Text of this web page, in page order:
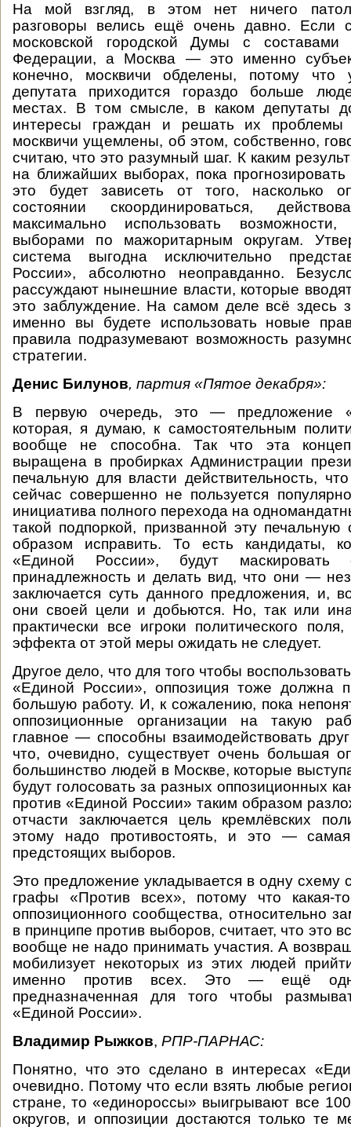
На мой взгляд, в этом нет ничего
разговоры велись ещё очень давно. Если
московской городской Думы с составами
Федерации, а Москва — это именно
конечно, москвичи обделены, потому
депутата приходится гораздо больше
местах. В том смысле, в каком депутаты
интересы граждан и решать их
москвичи ущемлены, об этом, собственно,
считаю, что это разумный шаг. К каким
на ближайших выборах, пока
это будет зависеть от того, насколько
состоянии скоординироваться,
максимально использовать возможности,
выборами по мажоритарным округам.
система выгодна исключительно
России», абсолютно неоправданно.
рассуждают нынешние власти, которые
это заблуждение. На самом деле всё здесь
именно вы будете использовать новые
правила подразумевают возможность
стратегии.
Денис Билунов, партия «Пятое декабря»:
В первую очередь, это — предложение
которая, я думаю, к самостоятельным
вообще не способна. Так что эта
выращена в пробирках Администрации
печальную для власти действительность,
сейчас совершенно не пользуется
инициатива полного перехода на
такой подпоркой, призванной эту печальную
образом исправить. То есть кандидаты,
«Единой России», будут маскировать
принадлежность и делать вид, что они —
заключается суть данного предложения, и,
они своей цели и добьются. Но, так или
практически все игроки политического
эффекта от этой меры ожидать не следует.
Другое дело, что для того чтобы
«Единой России», оппозиция тоже должна
большую работу. И, к сожалению, пока
оппозиционные организации на такую
главное — способны взаимодействовать
что, очевидно, существует очень большая
большинство людей в Москве, которые
будут голосовать за разных оппозиционных
против «Единой России» таким образом
отчасти заключается цель кремлёвских
этому надо противостоять, и это — самая
предстоящих выборов.
Это предложение укладывается в одну схему
графы «Против всех», потому что какая-
оппозиционного сообщества, относительно
в принципе против выборов, считает, что это
вообще не надо принимать участия. А
мобилизует некоторых из этих людей
именно против всех. Это — ещё одна
предназначенная для того чтобы
«Единой России».
Владимир Рыжков, РПР-ПАРНАС:
Понятно, что это сделано в интересах
очевидно. Потому что если взять любые
стране, то «единороссы» выигрывают все
округов, и оппозиции достаются только те